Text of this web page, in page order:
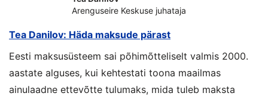
Tea Danilov: Häda maksude pärast
Eesti maksusüsteem sai põhimõtteliselt valmis 2000.
aastate alguses, kui kehtestati toona maailmas
ainulaadne ettevõtte tulumaks, mida tuleb maksta
Arenguseire Keskuse juhataja